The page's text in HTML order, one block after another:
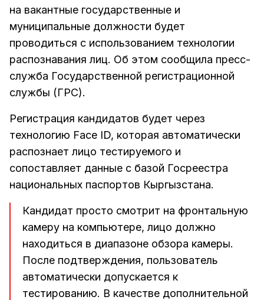
на вакантные государственные и
муниципальные должности будет
проводиться с использованием технологии
распознавания лиц. Об этом сообщила пресс-
служба Государственной регистрационной
службы (ГРС).
Регистрация кандидатов будет через
технологию Face ID, которая автоматически
распознает лицо тестируемого и
сопоставляет данные с базой Госреестра
национальных паспортов Кыргызстана.
Кандидат просто смотрит на фронтальную
камеру на компьютере, лицо должно
находиться в диапазоне обзора камеры.
После подтверждения, пользователь
автоматически допускается к
тестированию. В качестве дополнительной